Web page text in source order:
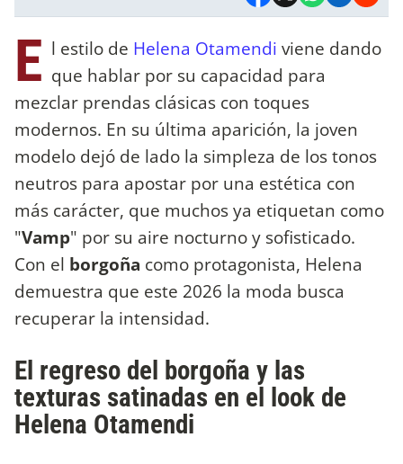
E l estilo de Helena Otamendi viene dando
que hablar por su capacidad para
mezclar prendas clásicas con toques
modernos. En su última aparición, la joven
modelo dejó de lado la simpleza de los tonos
neutros para apostar por una estética con
más carácter, que muchos ya etiquetan como
"Vamp" por su aire nocturno y sofisticado.
Con el borgoña como protagonista, Helena
demuestra que este 2026 la moda busca
recuperar la intensidad.
El regreso del borgoña y las
texturas satinadas en el look de
Helena Otamendi